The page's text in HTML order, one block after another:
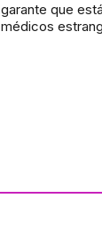
garante que
médicos